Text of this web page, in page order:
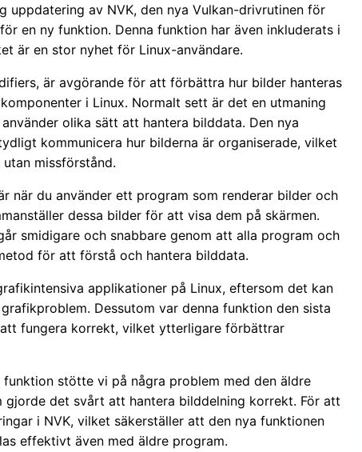
uppdatering av NVK, den nya Vulkan-drivrutinen för
en ny funktion. Denna funktion har även inkluderats i
är en stor nyhet för Linux-användare.
är avgörande för att förbättra hur bilder hanteras
i Linux. Normalt sett är det en utmaning
olika sätt att hantera bilddata. Den nya
kommunicera hur bilderna är organiserade, vilket
missförstånd.
när du använder ett program som renderar bilder och
dessa bilder för att visa dem på skärmen.
smidigare och snabbare genom att alla program och
för att förstå och hantera bilddata.
applikationer på Linux, eftersom det kan
Dessutom var denna funktion den sista
fungera korrekt, vilket ytterligare förbättrar
stötte vi på några problem med den äldre
gjorde det svårt att hantera bilddelning korrekt. För att
i NVK, vilket säkerställer att den nya funktionen
effektivt även med äldre program.